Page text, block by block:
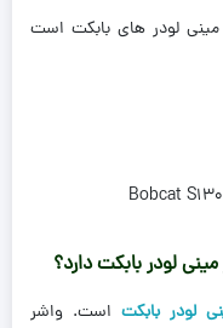
مینی لودر های بابکت است
لودر بابکت دارد؟
لودر بابکتاست. واشر